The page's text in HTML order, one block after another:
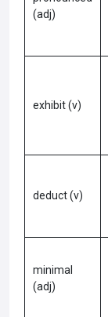
(adj)
exhibit (v)
deduct (v)
minimal
(adj)